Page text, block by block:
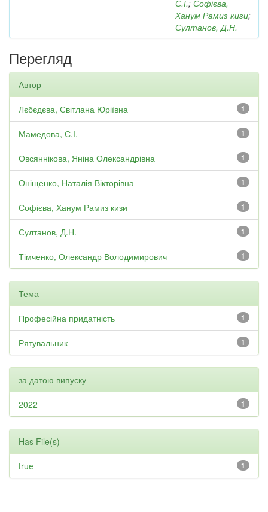
С.І.; Софієва,
Ханум Рамиз кизи;
Султанов, Д.Н.
Перегляд
Автор
1
Лєбєдєва, Світлана Юріївна
1
Мамедова, С.І.
1
Овсяннікова, Яніна Олександрівна
1
Оніщенко, Наталія Вікторівна
1
Софієва, Ханум Рамиз кизи
1
Султанов, Д.Н.
1
Тімченко, Олександр Володимирович
Тема
1
Професійна придатність
1
Рятувальник
за датою випуску
1
2022
Has File(s)
1
true